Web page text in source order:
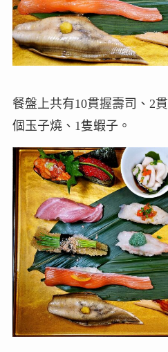
餐盤上共有10貫握壽司、2
個玉子燒、1隻蝦子。